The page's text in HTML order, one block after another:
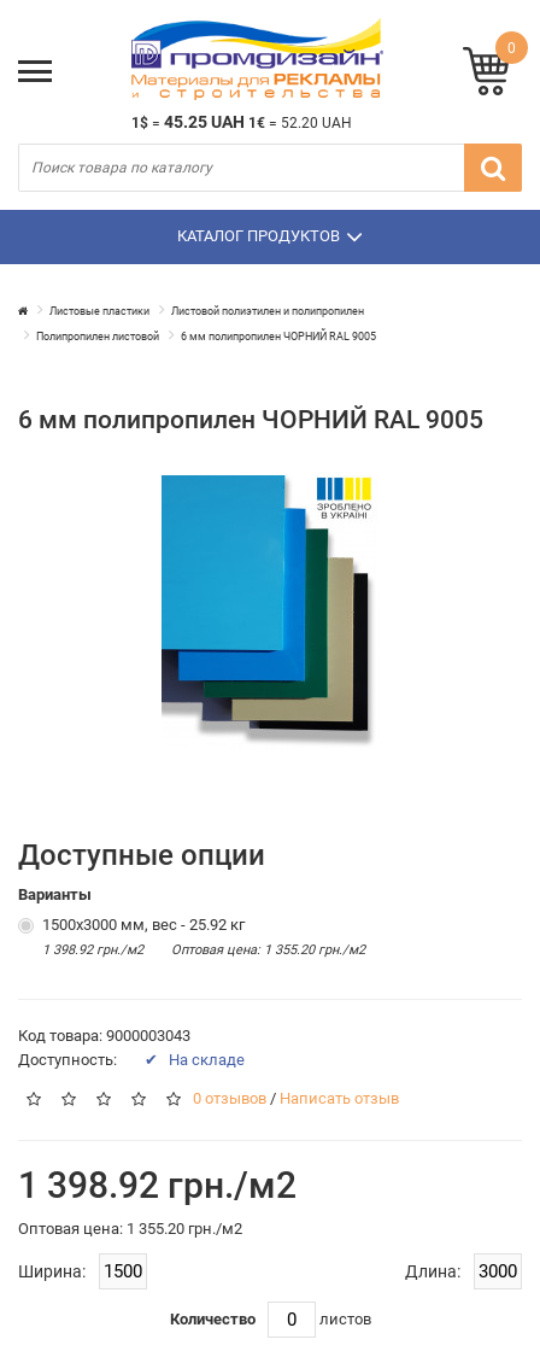
1$ = 45.25 UAH 1€ = 52.20 UAH
0
КАТАЛОГ ПРОДУКТОВ
Листовые пластики Листовой полиэтилен и полипропилен
Полипропилен листовой 6 мм полипропилен ЧОРНИЙ RAL 9005
6 мм полипропилен ЧОРНИЙ RAL 9005
Доступные опции
Варианты
1500х3000 мм, вес - 25.92 кг
1 398.92 грн./м2 Оптовая цена: 1 355.20 грн./м2
Код товара: 9000003043
Доступность:
✔ На складе
0 отзывов / Написать отзыв
1 398.92 грн./м2
Оптовая цена: 1 355.20 грн./м2
Ширина: Длина:
Количество листов